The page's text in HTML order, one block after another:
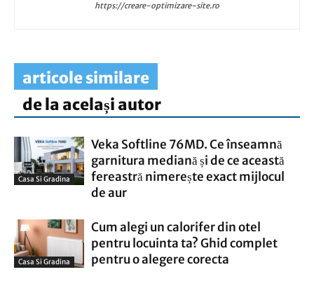
https://creare-optimizare-site.ro
articole similare
de la același autor
Casa Si Gradina
Veka Softline 76MD. Ce înseamnă
garnitura mediană și de ce această
fereastră nimerește exact mijlocul
de aur
Casa Si Gradina
Cum alegi un calorifer din otel
pentru locuinta ta? Ghid complet
pentru o alegere corecta